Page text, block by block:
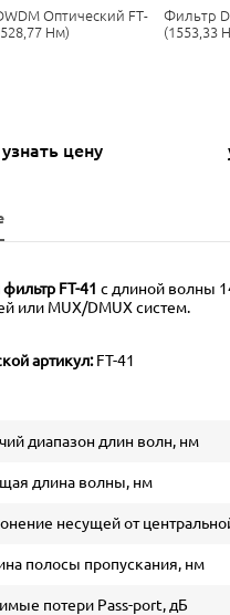
Оптический FT-
Нм)
узнать цену
Фильтр
(1553,33
FT-41 с длиной волны
или MUX/DMUX систем.
артикул:FT-41
диапазон длин волн, нм
длина волны, нм
несущей от
полосы пропускания, нм
потери Pass-port, дБ